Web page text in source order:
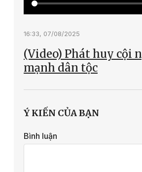
16:33, 07/08/2025
(Video) Phát huy cội
mạnh dân tộc
Ý KIẾN CỦA BẠN
Bình luận